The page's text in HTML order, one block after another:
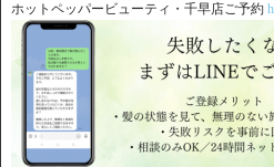
ホットペッパービューティ・千早店ご予約